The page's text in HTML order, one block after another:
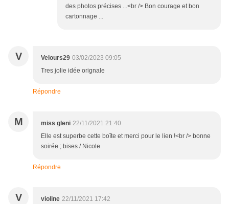
des photos précises ...<br /> Bon courage et bon
cartonnage ...
V Velours29 03/02/2023 09:05
Tres jolie idée orignale
Répondre
M miss gleni 22/11/2021 21:40
Elle est superbe cette boîte et merci pour le lien !<br /> bonne
soirée ; bises / Nicole
Répondre
V violine 22/11/2021 17:42